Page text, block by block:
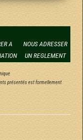
A
NOUS ADRESSER
UN REGLEMENT
présentés est formellement